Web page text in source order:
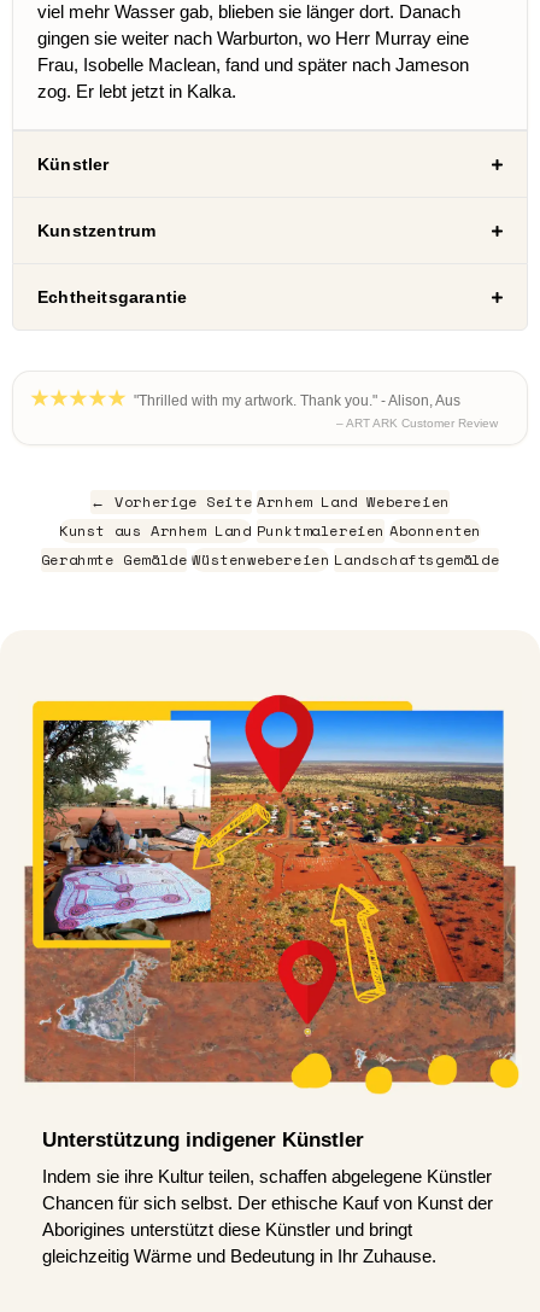
viel mehr Wasser gab, blieben sie länger dort. Danach
gingen sie weiter nach Warburton, wo Herr Murray eine
Frau, Isobelle Maclean, fand und später nach Jameson
zog. Er lebt jetzt in Kalka.
Künstler
Kunstzentrum
Echtheitsgarantie
"Thrilled with my artwork. Thank you." - Alison, Aus
– ART ARK Customer Review
← Vorherige Seite Arnhem Land Webereien
Kunst aus Arnhem Land Punktmalereien Abonnenten
Gerahmte Gemälde Wüstenwebereien Landschaftsgemälde
Unterstützung indigener Künstler
Indem sie ihre Kultur teilen, schaffen abgelegene Künstler
Chancen für sich selbst. Der ethische Kauf von Kunst der
Aborigines unterstützt diese Künstler und bringt
gleichzeitig Wärme und Bedeutung in Ihr Zuhause.